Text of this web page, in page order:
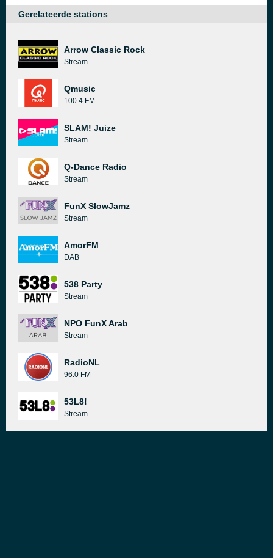
Gerelateerde stations
Arrow Classic Rock
Stream
Qmusic
100.4 FM
SLAM! Juize
Stream
Q-Dance Radio
Stream
FunX SlowJamz
Stream
AmorFM
DAB
538 Party
Stream
NPO FunX Arab
Stream
RadioNL
96.0 FM
53L8!
Stream